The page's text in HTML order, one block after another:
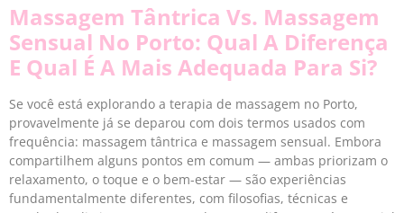
Massagem Tântrica Vs. Massagem
Sensual No Porto: Qual A Diferença
E Qual É A Mais Adequada Para Si?
Se você está explorando a terapia de massagem no Porto,
provavelmente já se deparou com dois termos usados com
frequência: massagem tântrica e massagem sensual. Embora
compartilhem alguns pontos em comum — ambas priorizam o
relaxamento, o toque e o bem-estar — são experiências
fundamentalmente diferentes, com filosofias, técnicas e